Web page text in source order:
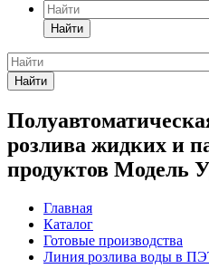
Найти
Найти
розлива жидких и
продуктов Модель
Главная
Каталог
Готовые производства
Линия розлива воды в